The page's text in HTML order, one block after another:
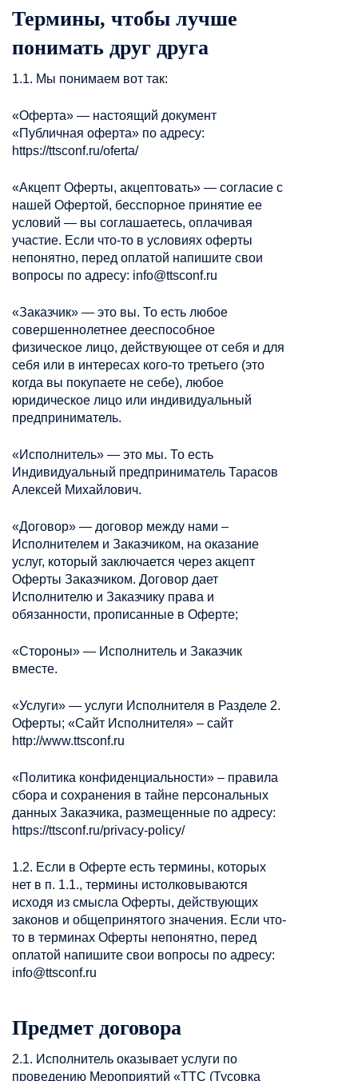
Термины, чтобы лучше
понимать друг друга
1.1. Мы понимаем вот так:
«Оферта» — настоящий документ
«Публичная оферта» по адресу:
https://ttsconf.ru/oferta/
«Акцепт Оферты, акцептовать» — согласие с
нашей Офертой, бесспорное принятие ее
условий — вы соглашаетесь, оплачивая
участие. Если что-то в условиях оферты
непонятно, перед оплатой напишите свои
вопросы по адресу: info@ttsconf.ru
«Заказчик» — это вы. То есть любое
совершеннолетнее дееспособное
физическое лицо, действующее от себя и для
себя или в интересах кого-то третьего (это
когда вы покупаете не себе), любое
юридическое лицо или индивидуальный
предприниматель.
«Исполнитель» — это мы. То есть
Индивидуальный предприниматель Тарасов
Алексей Михайлович.
«Договор» — договор между нами –
Исполнителем и Заказчиком, на оказание
услуг, который заключается через акцепт
Оферты Заказчиком. Договор дает
Исполнителю и Заказчику права и
обязанности, прописанные в Оферте;
«Стороны» — Исполнитель и Заказчик
вместе.
«Услуги» — услуги Исполнителя в Разделе 2.
Оферты; «Сайт Исполнителя» – сайт
http://www.ttsconf.ru
«Политика конфиденциальности» – правила
сбора и сохранения в тайне персональных
данных Заказчика, размещенные по адресу:
https://ttsconf.ru/privacy-policy/
1.2. Если в Оферте есть термины, которых
нет в п. 1.1., термины истолковываются
исходя из смысла Оферты, действующих
законов и общепринятого значения. Если что-
то в терминах Оферты непонятно, перед
оплатой напишите свои вопросы по адресу:
info@ttsconf.ru
Предмет договора
2.1. Исполнитель оказывает услуги по
проведению Мероприятий «ТТС (Тусовка